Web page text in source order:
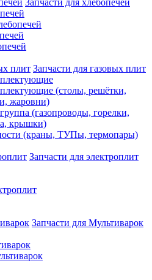
Запчасти для хлебопечей
Запчасти для газовых плит
(столы, решётки,
жаровни)
(газопроводы, горелки,
крышки)
(краны, ТУПы, термопары)
Запчасти для электроплит
Запчасти для Мультиварок